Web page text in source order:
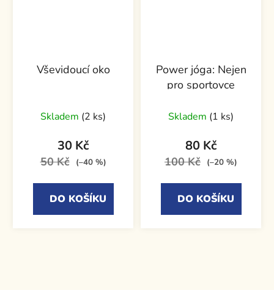
Vševidoucí oko
Skladem (2 ks)
30 Kč
50 Kč (–40 %)
DO KOŠÍKU
Power jóga: Nejen
pro sportovce
Skladem (1 ks)
80 Kč
100 Kč (–20 %)
DO KOŠÍKU